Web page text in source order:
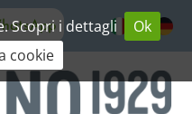
Scopri i dettagli
Ok
cookie